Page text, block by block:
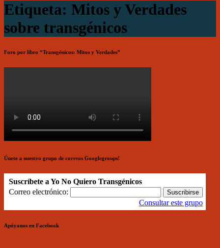
Etiqueta: Mitos y Verdades
sobre transgénicos
Foro por libro “Transgénicos: Mitos y Verdades”
Únete a nuestro grupo de correos Googlegroups!
Suscríbete a Yo No Quiero Transgénicos
Correo electrónico:
Consultar este grupo
Apóyanos en Facebook